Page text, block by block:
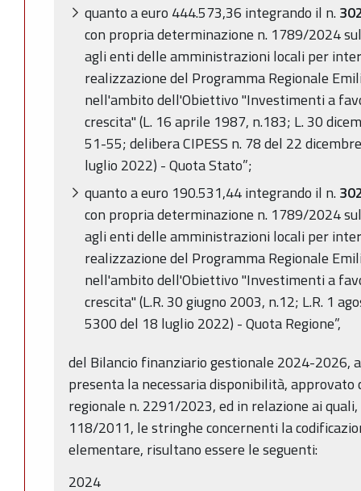
quanto a euro 444.573,36 integrando il n.
con propria determinazione n. 1789/2024
agli enti delle amministrazioni locali per
realizzazione del Programma Regionale
nell'ambito dell'Obiettivo "Investimenti a
crescita" (L. 16 aprile 1987, n.183; L. 30
51-55; delibera CIPESS n. 78 del 22
luglio 2022) - Quota Stato”;
quanto a euro 190.531,44 integrando il n.
con propria determinazione n. 1789/2024
agli enti delle amministrazioni locali per
realizzazione del Programma Regionale
nell'ambito dell'Obiettivo "Investimenti a
crescita" (L.R. 30 giugno 2003, n.12; L.R. 1
5300 del 18 luglio 2022) - Quota Regione”,
del Bilancio finanziario gestionale 2024-2026,
presenta la necessaria disponibilità, approvato
regionale n. 2291/2023, ed in relazione ai
118/2011, le stringhe concernenti la
elementare, risultano essere le seguenti:
2024